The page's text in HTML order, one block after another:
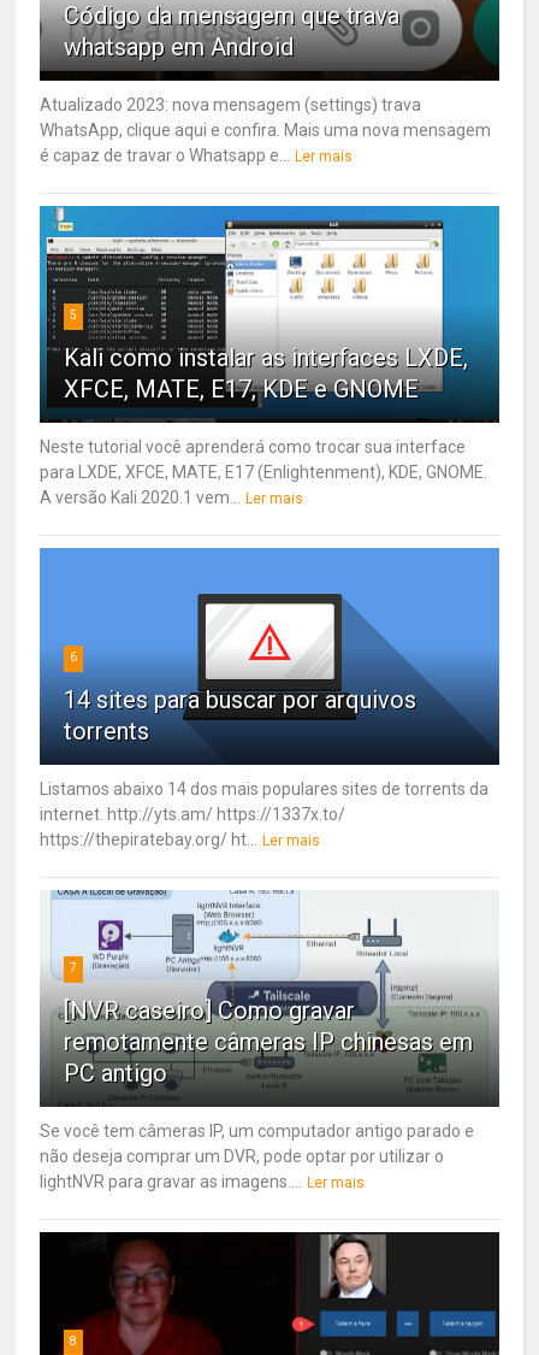
Código da mensagem que trava
whatsapp em Android
Atualizado 2023: nova mensagem (settings) trava
WhatsApp, clique aqui e confira. Mais uma nova mensagem
é capaz de travar o Whatsapp e... Ler mais
5
Kali como instalar as interfaces LXDE,
XFCE, MATE, E17, KDE e GNOME
Neste tutorial você aprenderá como trocar sua interface
para LXDE, XFCE, MATE, E17 (Enlightenment), KDE, GNOME.
A versão Kali 2020.1 vem... Ler mais
6
14 sites para buscar por arquivos
torrents
Listamos abaixo 14 dos mais populares sites de torrents da
internet. http://yts.am/ https://1337x.to/
https://thepiratebay.org/ ht... Ler mais
7
[NVR caseiro] Como gravar
remotamente câmeras IP chinesas em
PC antigo
Se você tem câmeras IP, um computador antigo parado e
não deseja comprar um DVR, pode optar por utilizar o
lightNVR para gravar as imagens.... Ler mais
8